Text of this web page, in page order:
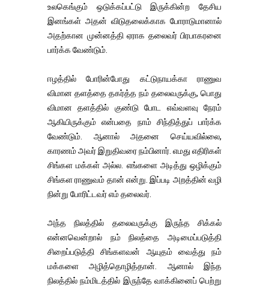
உலகெங்கும் ஒடுக்கப்பட்டு இருக்கின்ற தேசிய
இனங்கள் அதன் விடுதலைக்காக போராடுமானால்
அதற்கான முன்னத்தி ஏராக தலைவர் பிரபாகரனை
பார்க்க வேண்டும்.
ஈழத்தில் போரின்போது கட்டுநாயக்கா ராணுவ
விமான தளத்தை தகர்த்த நம் தலைவருக்கு, பொது
விமான தளத்தில் குண்டு போட எவ்வளவு நேரம்
ஆகியிருக்கும் என்பதை நாம் சிந்தித்துப் பார்க்க
வேண்டும். ஆனால் அதனை செய்யவில்லை,
காரணம் அவர் இறுதிவரை நம்பினார். எமது எதிரிகள்
சிங்கள மக்கள் அல்ல. எங்களை அடித்து ஒழிக்கும்
சிங்கள ராணுவம் தான் என்று. இப்படி அறத்தின் வழி
நின்று போரிட்டவர் எம் தலைவர்.
அந்த நிலத்தில் தலைவருக்கு இருந்த சிக்கல்
என்னவென்றால் நம் நிலத்தை அடிமைப்படுத்தி
சிறைப்படுத்தி சிங்களவன் ஆயுதம் வைத்து நம்
மக்களை அழித்தொழித்தான். ஆனால் இந்த
நிலத்தில் நம்மிடத்தில் இருந்தே வாக்கினைப் பெற்று